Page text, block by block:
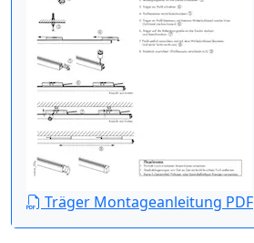
Träger Montageanleitung PDF